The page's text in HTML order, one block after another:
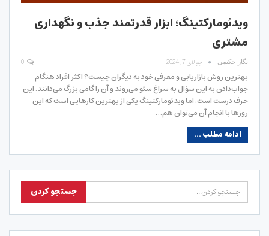
ویدئومارکتینگ؛ ابزار قدرتمند جذب و نگهداری
مشتری
نگار حکیمی جولای 7, 2024
بهترین روش بازاریابی و معرفی خود به دیگران چیست؟ اکثر افراد هنگام
جواب‌دادن به این سؤال به سراغ سئو می‌روند و آن را گامی بزرگ می‌دانند. این
حرف درست است، اما ویدئومارکتینگ یکی از بهترین کارهایی است که این
روزها با انجام آن می‌توان هم…
ادامه مطلب ...